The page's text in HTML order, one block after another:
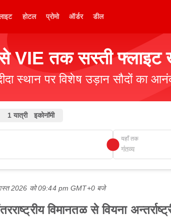
होटल प्रोमो ऑर्डर डील
VIE तक सस्ती फ्लाइट
स्थान पर विशेष उड़ान सौदों का
1 यात्री इकोनॉमी
यहाँ तक
2026 को 09:44 pm GMT+0 बजे
विमानतळ से वियना